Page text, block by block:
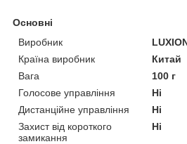
Основні
Виробник
Країна виробник
Китай
Вага
100 г
Голосове управління
Ні
Дистанційне управління
Ні
Захист від короткого
замикання
Ні